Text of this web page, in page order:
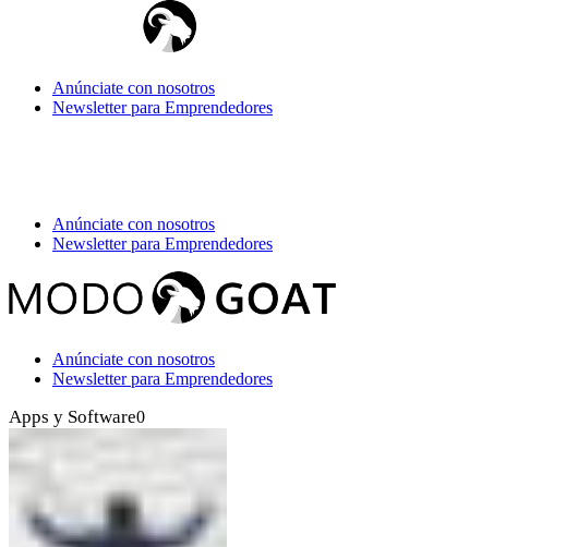
Anúnciate con nosotros
Newsletter para Emprendedores
Anúnciate con nosotros
Newsletter para Emprendedores
Anúnciate con nosotros
Newsletter para Emprendedores
Apps y Software0